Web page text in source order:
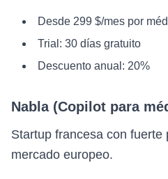
Desde 299 $/mes por
Trial: 30 días gratuito
Descuento anual: 20%
Nabla (Copilot para
Startup francesa con fuerte
mercado europeo.